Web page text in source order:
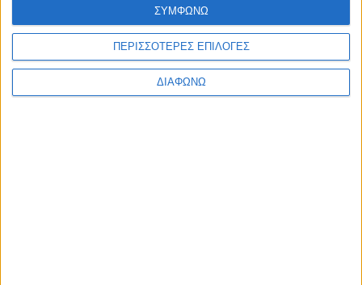
ΠΕΡΙΣΣΟΤΕΡΕΣ ΕΠΙΛΟΓΕΣ
ΔΙΑΦΩΝΩ
ΣΥΜΦΩΝΩ